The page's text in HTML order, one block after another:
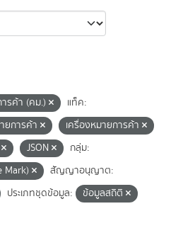
รค้า (คม.)
แท็ค:
ยการค้า
เครื่องหมายการค้า
JSON
กลุ่ม:
Mark)
สัญญาอนุญาต:
ประเภทชุดข้อมูล:
ข้อมูลสถิติ